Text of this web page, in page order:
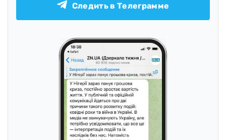
Следить в Телеграмме